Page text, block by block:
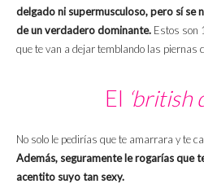
delgado ni supermusculoso, pero sí se
de un verdadero dominante. Estos son
que te van a dejar temblando las piernas
El ‘british
No solo le pedirías que te amarrara y te
Además, seguramente le rogarías que
acentito suyo tan sexy.